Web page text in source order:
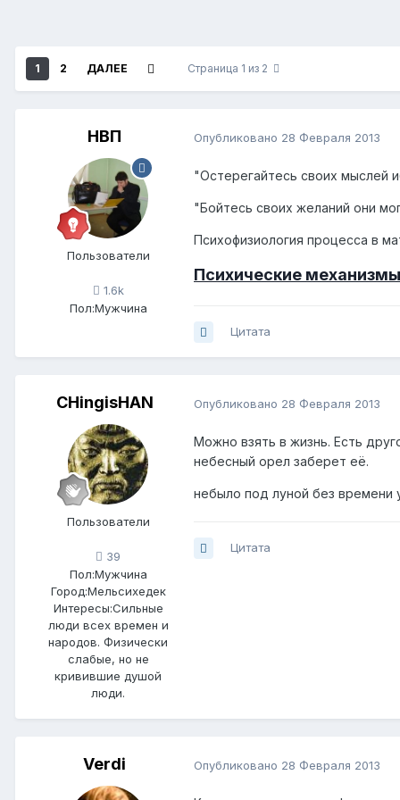
1 2 ДАЛЕЕ Страница 1 из 2
НВП
Пользователи
1.6k
Пол:Мужчина
Опубликовано 28 Февраля 2013
"Остерегайтесь своих мыслей
"Бойтесь своих желаний они
Психофизиология процесса в
Психические
Цитата
CHingisHAN
Пользователи
39
Пол:Мужчина
Город:Мельсихедек
Интересы:Сильные
люди всех времен и
народов. Физически
слабые, но не
кривившие душой
люди.
Опубликовано 28 Февраля 2013
Можно взять в жизнь. Есть
небесный орел заберет её.
небыло под луной без времени
Цитата
Verdi Опубликовано 28 Февраля 2013